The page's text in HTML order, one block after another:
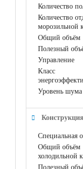
Количество
Количество
морозильной
Общий объём
Полезный
Управление
Класс
Уровень шума
Специальная
Общий объём
холодильной
Полезный